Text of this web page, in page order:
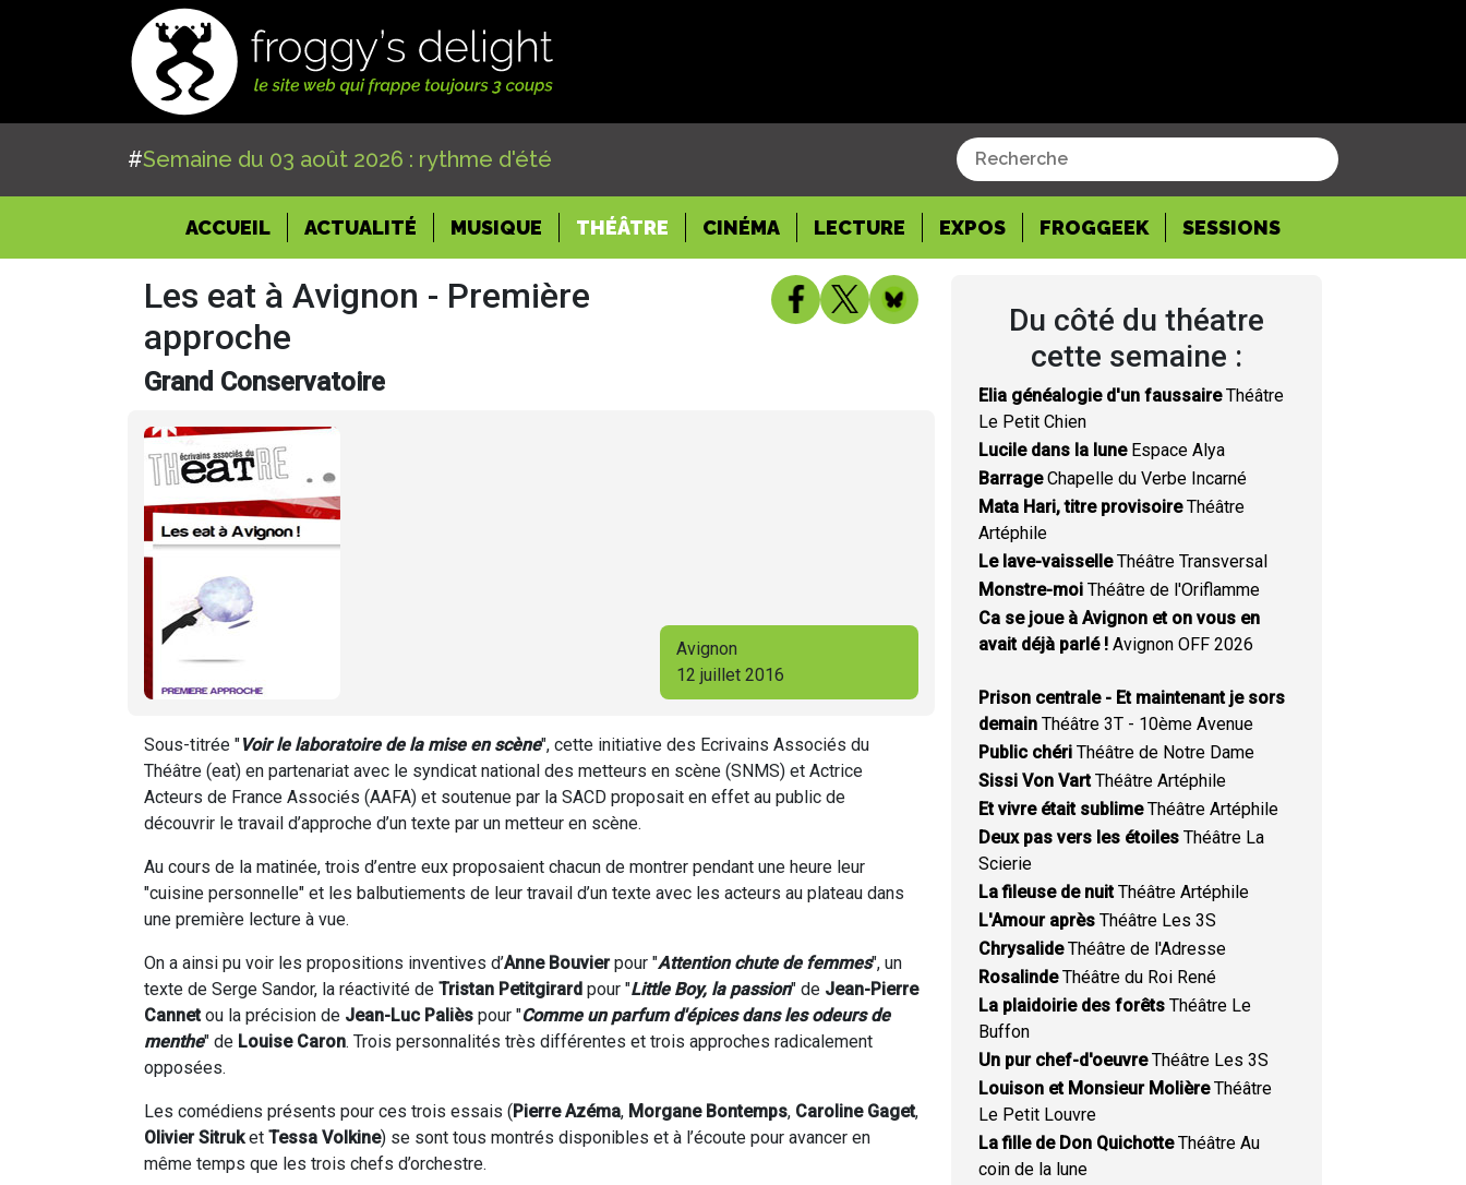
#Semaine du 03 août 2026 : rythme d'été
ACCUEIL(CURRENT)
ACTUALITÉ MUSIQUE THÉÂTRE CINÉMA LECTURE EXPOS FROGGEEK SESSIONS
Les eat à Avignon - Première
approche
Grand Conservatoire
Avignon
12 juillet 2016
Sous-titrée "Voir le laboratoire de la mise en scène", cette initiative des Ecrivains Associés du
Théâtre (eat) en partenariat avec le syndicat national des metteurs en scène (SNMS) et Actrice
Acteurs de France Associés (AAFA) et soutenue par la SACD proposait en effet au public de
découvrir le travail d’approche d’un texte par un metteur en scène.
Au cours de la matinée, trois d’entre eux proposaient chacun de montrer pendant une heure leur
"cuisine personnelle" et les balbutiements de leur travail d’un texte avec les acteurs au plateau dans
une première lecture à vue.
On a ainsi pu voir les propositions inventives d’Anne Bouvierpour "Attention chute de femmes", un
texte de Serge Sandor, la réactivité de Tristan Petitgirard pour "Little Boy, la passion" de Jean-Pierre
Cannetou la précision de Jean-Luc Paliès pour "Comme un parfum d'épices dans les odeurs de
menthe" de Louise Caron. Trois personnalités très différentes et trois approches radicalement
opposées.
Les comédiens présents pour ces trois essais (Pierre Azéma, Morgane Bontemps, Caroline Gaget,
Olivier Sitruket Tessa Volkine) se sont tous montrés disponibles et à l’écoute pour avancer en
même temps que les trois chefs d’orchestre.
Du côté du théatre
cette semaine :
Elia généalogie d'un faussaireThéâtre
Le Petit Chien
Lucile dans la luneEspace Alya
BarrageChapelle du Verbe Incarné
Mata Hari, titre provisoireThéâtre
Artéphile
Le lave-vaisselleThéâtre Transversal
Monstre-moi Théâtre de l'Oriflamme
Ca se joue à Avignon et on vous en
avait déjà parlé ! Avignon OFF 2026
Prison centrale - Et maintenant je sors
demain Théâtre 3T - 10ème Avenue
Public chéri Théâtre de Notre Dame
Sissi Von VartThéâtre Artéphile
Et vivre était sublimeThéâtre Artéphile
Deux pas vers les étoiles Théâtre La
Scierie
La fileuse de nuitThéâtre Artéphile
L'Amour après Théâtre Les 3S
ChrysalideThéâtre de l'Adresse
RosalindeThéâtre du Roi René
La plaidoirie des forêts Théâtre Le
Buffon
Un pur chef-d'oeuvreThéâtre Les 3S
Louison et Monsieur MolièreThéâtre
Le Petit Louvre
La fille de Don QuichotteThéâtre Au
coin de la lune